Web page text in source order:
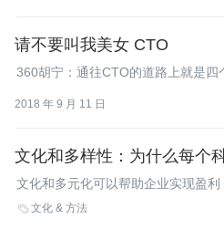
请不要叫我美女 CTO
360胡宁：通往CTO的道路上就是四
2018 年 9 月 11 日
文化和多样性：为什么每个
文化和多元化可以帮助企业实现盈利
注意力集中在鼓励包容方面并不奇
文化 & 方法